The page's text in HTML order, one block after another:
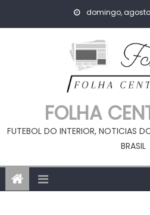
domingo,
FOLHA
FUTEBOL DO INTERIOR, NOTICIAS
BRASIL